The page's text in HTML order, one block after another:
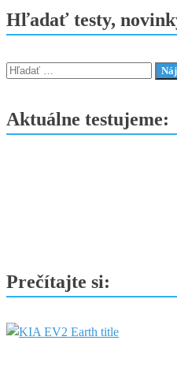
revolúciu.
60
miliárd
uvedie
Hľadať testy,
Hľadať:
Aktuálne testujeme:
Prečítajte si: